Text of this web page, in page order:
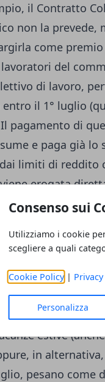
Consenso sui
Utilizziamo i cookie
scegliere a quali
Cookie Policy|
Personalizza
il Contratto
non la prevede,
come
del
di lavoro,
il 1° luglio
pagamento di
e paga già lo
limiti di reddito
erogata
luglio 2018
2018?
della
fatto a
possiamo dire
mensile. La
estive
in
pesano come